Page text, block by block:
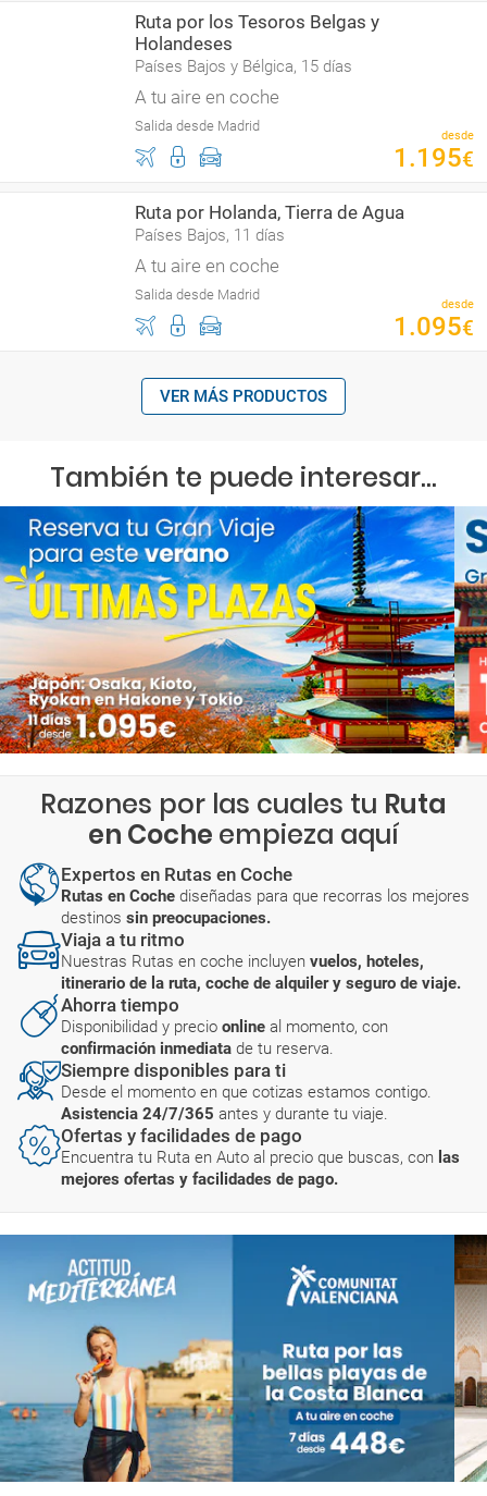
Ruta por los Tesoros Belgas y
Holandeses
Países Bajos y Bélgica, 15 días
A tu aire en coche
Salida desde Madrid
desde
1 .195€
Ruta por Holanda, Tierra de Agua
Países Bajos, 11 días
A tu aire en coche
Salida desde Madrid
desde
1 .095€
VER MÁS PRODUCTOS
También te puede interesar...
Razones por las cuales tu Ruta
en Coche empieza aquí
Expertos en Rutas en Coche
Rutas en Coche diseñadas para que recorras los mejores
destinos sin preocupaciones.
Viaja a tu ritmo
Nuestras Rutas en coche incluyen vuelos, hoteles,
itinerario de la ruta, coche de alquiler y seguro de viaje.
Ahorra tiempo
Disponibilidad y precio online al momento, con
confirmación inmediata de tu reserva.
Siempre disponibles para ti
Desde el momento en que cotizas estamos contigo.
Asistencia 24/7/365 antes y durante tu viaje.
Ofertas y facilidades de pago
Encuentra tu Ruta en Auto al precio que buscas, con las
mejores ofertas y facilidades de pago.